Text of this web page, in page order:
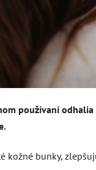
používaní
kožné bunky,